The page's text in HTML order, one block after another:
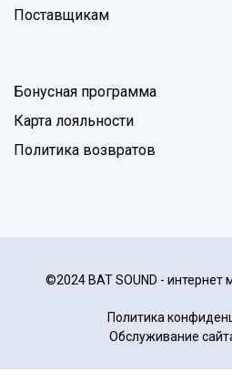
Поставщикам
Бонусная программа
Карта лояльности
Политика возвратов
©2024 BAT SOUND - интернет
Политика
Обслуживание